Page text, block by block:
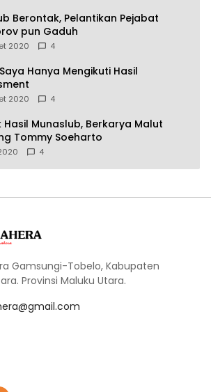
Berontak, Pelantikan Pejabat
pun Gaduh
2020 4
Hanya Mengikuti Hasil
2020 4
Hasil Munaslub, Berkarya Malut
Tommy Soeharto
4
Gamsungi-Tobelo, Kabupaten
Provinsi Maluku Utara.